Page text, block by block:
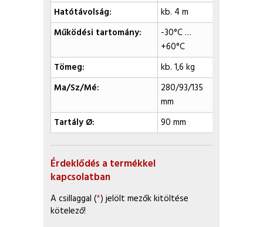
Hatótávolság:
kb. 4 m
Működési tartomány:
-30°C …
+60°C
Tömeg:
kb. 1,6 kg
Ma/Sz/Mé:
280/93/135
mm
Tartály Ø:
90 mm
Érdeklődés a termékkel
kapcsolatban
A csillaggal (*) jelölt mezők kitöltése
kötelező!